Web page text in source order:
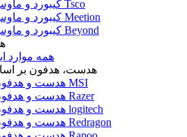
کیبورد و ماوس Tsco
کیبورد و ماوس Meetion
کیبورد و ماوس Beyond
همه موارد
هدست، هدفون بر
هدست و هدفون MSI
هدست و هدفون Razer
هدست و هدفون logitech
هدست و هدفون Redragon